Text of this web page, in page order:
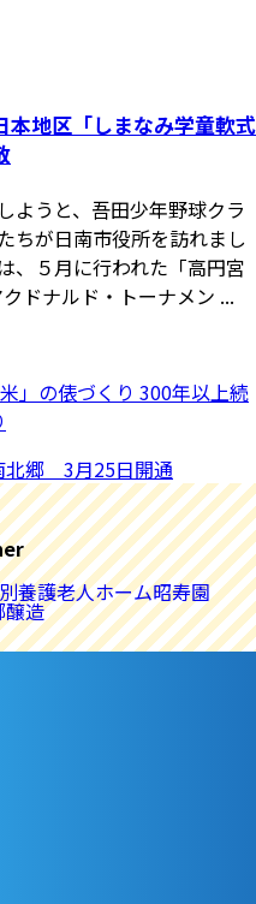
地区「しまなみ学童軟式
ようと、吾田少年野球クラ
ちが日南市役所を訪れまし
５月に行われた「高円宮
ドナルド・トーナメン ...
300年以上続
北郷 3月25日開通